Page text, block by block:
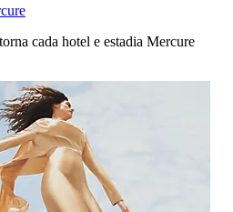
cada hotel e estadia Mercure